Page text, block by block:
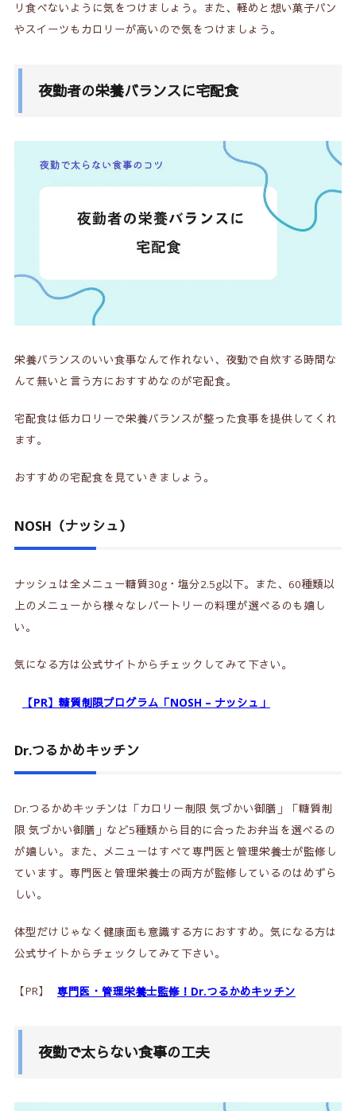
リ食べないように気をつけましょう。また、軽めと想い菓子パン
やスイーツもカロリーが高いので気をつけましょう。
夜勤者の栄養バランスに宅配食
栄養バランスのいい食事なんて作れない、夜勤で自炊する時間な
んて無いと言う方におすすめなのが宅配食。
宅配食は低カロリーで栄養バランスが整った食事を提供してくれ
ます。
おすすめの宅配食を見ていきましょう。
NOSH（ナッシュ）
ナッシュは全メニュー糖質30g・塩分2.5g以下。また、60種類以
上のメニューから様々なレパートリーの料理が選べるのも嬉し
い。
気になる方は公式サイトからチェックしてみて下さい。
【PR】糖質制限プログラム「NOSH – ナッシュ」
Dr.つるかめキッチン
Dr.つるかめキッチンは「カロリー制限 気づかい御膳」「糖質制
限 気づかい御膳」など5種類から目的に合ったお弁当を選べるの
が嬉しい。また、メニューはすべて専門医と管理栄養士が監修し
ています。専門医と管理栄養士の両方が監修しているのはめずら
しい。
体型だけじゃなく健康面も意識する方におすすめ。気になる方は
公式サイトからチェックしてみて下さい。
【PR】 専門医・管理栄養士監修！Dr.つるかめキッチン
夜勤で太らない食事の工夫